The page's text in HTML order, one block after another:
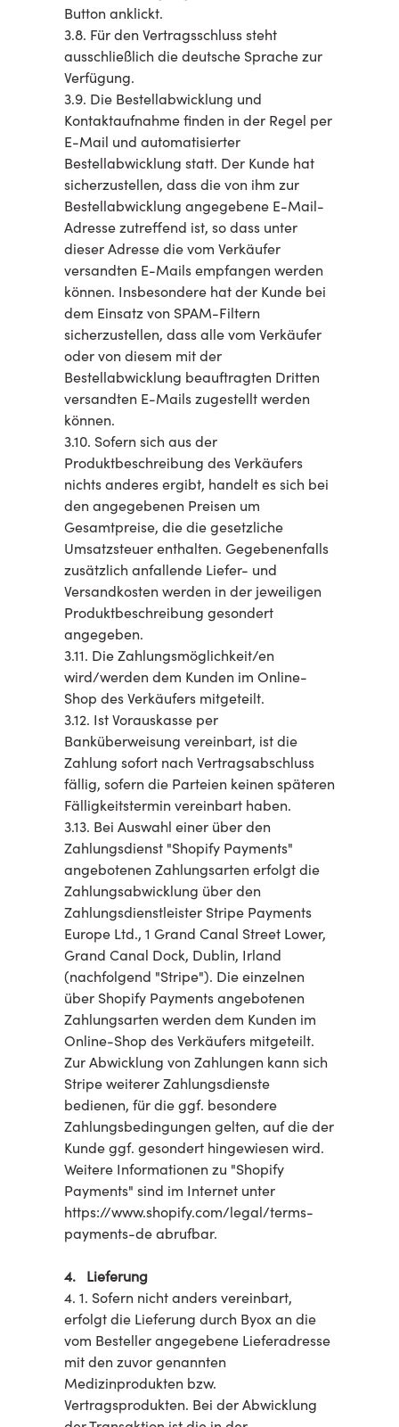
Button anklickt.
3.8. Für den Vertragsschluss steht
ausschließlich die deutsche Sprache zur
Verfügung.
3.9. Die Bestellabwicklung und
Kontaktaufnahme finden in der Regel per
E-Mail und automatisierter
Bestellabwicklung statt. Der Kunde hat
sicherzustellen, dass die von ihm zur
Bestellabwicklung angegebene E-Mail-
Adresse zutreffend ist, so dass unter
dieser Adresse die vom Verkäufer
versandten E-Mails empfangen werden
können. Insbesondere hat der Kunde bei
dem Einsatz von SPAM-Filtern
sicherzustellen, dass alle vom Verkäufer
oder von diesem mit der
Bestellabwicklung beauftragten Dritten
versandten E-Mails zugestellt werden
können.
3.10. Sofern sich aus der
Produktbeschreibung des Verkäufers
nichts anderes ergibt, handelt es sich bei
den angegebenen Preisen um
Gesamtpreise, die die gesetzliche
Umsatzsteuer enthalten. Gegebenenfalls
zusätzlich anfallende Liefer- und
Versandkosten werden in der jeweiligen
Produktbeschreibung gesondert
angegeben.
3.11. Die Zahlungsmöglichkeit/en
wird/werden dem Kunden im Online-
Shop des Verkäufers mitgeteilt.
3.12. Ist Vorauskasse per
Banküberweisung vereinbart, ist die
Zahlung sofort nach Vertragsabschluss
fällig, sofern die Parteien keinen späteren
Fälligkeitstermin vereinbart haben.
3.13. Bei Auswahl einer über den
Zahlungsdienst "Shopify Payments"
angebotenen Zahlungsarten erfolgt die
Zahlungsabwicklung über den
Zahlungsdienstleister Stripe Payments
Europe Ltd., 1 Grand Canal Street Lower,
Grand Canal Dock, Dublin, Irland
(nachfolgend "Stripe"). Die einzelnen
über Shopify Payments angebotenen
Zahlungsarten werden dem Kunden im
Online-Shop des Verkäufers mitgeteilt.
Zur Abwicklung von Zahlungen kann sich
Stripe weiterer Zahlungsdienste
bedienen, für die ggf. besondere
Zahlungsbedingungen gelten, auf die der
Kunde ggf. gesondert hingewiesen wird.
Weitere Informationen zu "Shopify
Payments" sind im Internet unter
https://www.shopify.com/legal/terms-
payments-de abrufbar.
4. Lieferung
4. 1. Sofern nicht anders vereinbart,
erfolgt die Lieferung durch Byox an die
vom Besteller angegebene Lieferadresse
mit den zuvor genannten
Medizinprodukten bzw.
Vertragsprodukten. Bei der Abwicklung